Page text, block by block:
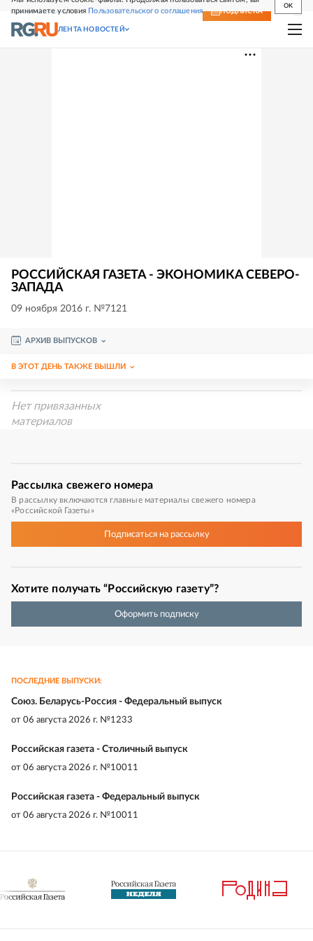
принимаете условия Пользовательского соглашения
OK
СВЕЖИЙ НОМЕР ПОДПИСКА
ЛЕНТА НОВОСТЕЙ
РОССИЙСКАЯ ГАЗЕТА - ЭКОНОМИКА СЕВЕРО-
ЗАПАДА
09 ноября 2016 г. №7121
АРХИВ ВЫПУСКОВ
В ЭТОТ ДЕНЬ ТАКЖЕ ВЫШЛИ
Нет привязанных
материалов
Рассылка свежего номера
В рассылку включаются главные материалы свежего номера
«Российской Газеты»
Подписатьсяна рассылку
Хотите получать “Российскую газету”?
Оформить подписку
ПОСЛЕДНИЕ ВЫПУСКИ:
Союз. Беларусь-Россия - Федеральный выпуск
от 06 августа 2026 г. №1233
Российская газета - Столичный выпуск
от 06 августа 2026 г. №10011
Российская газета - Федеральный выпуск
от 06 августа 2026 г. №10011